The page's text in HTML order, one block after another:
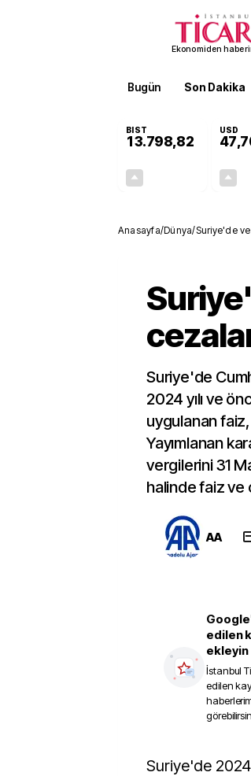
Ekonomiden
Bugün Son Dakika
BIST
13.798,82
USD
Anasayfa/Dünya/Suriye'de
Suriye'de
2024 yılı ve
uygulanan
Yayımlanan
vergilerini 31
halinde faiz ve
AA
edilen
ekleyin
İstanbul
edilen
Suriye'de 2024 ile öncesine ait vergi ve harçlara